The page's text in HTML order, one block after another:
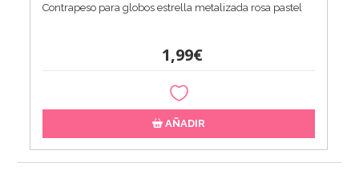
Contrapeso para globos estrella metalizada rosa pastel
1,99€
AÑADIR